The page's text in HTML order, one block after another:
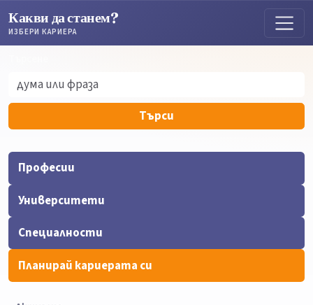
Какви да станем?
ИЗБЕРИ КАРИЕРА
Търси
Професии
Университети
Специалности
Планирай кариерата си